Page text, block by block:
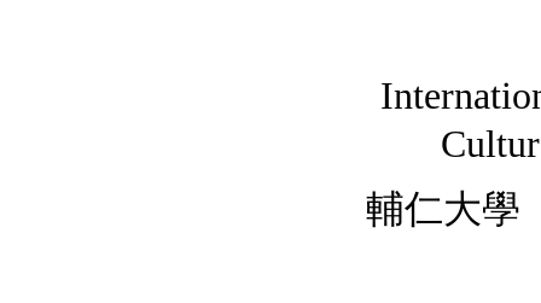
輔仁大學